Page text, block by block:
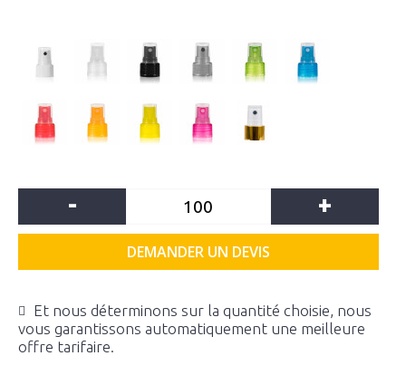
- +
DEMANDER UN DEVIS
Et nous déterminons sur la quantité choisie, nous
vous garantissons automatiquement une meilleure
offre tarifaire.